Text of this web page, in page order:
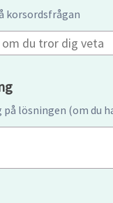
korsordsfrågan
lösningen (om du